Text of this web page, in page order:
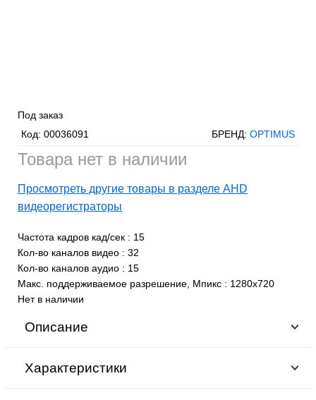
Под заказ
Код: 00036091 БРЕНД: OPTIMUS
Товара нет в наличии
Просмотреть другие товары в разделе AHD
видеорегистраторы
Частота кадров кад/сек : 15
Кол-во каналов видео : 32
Кол-во каналов аудио : 15
Макс. поддерживаемое разрешение, Мпикс : 1280х720
Нет в наличии
Описание
Характеристики